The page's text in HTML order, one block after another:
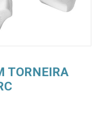
TORNEIRA